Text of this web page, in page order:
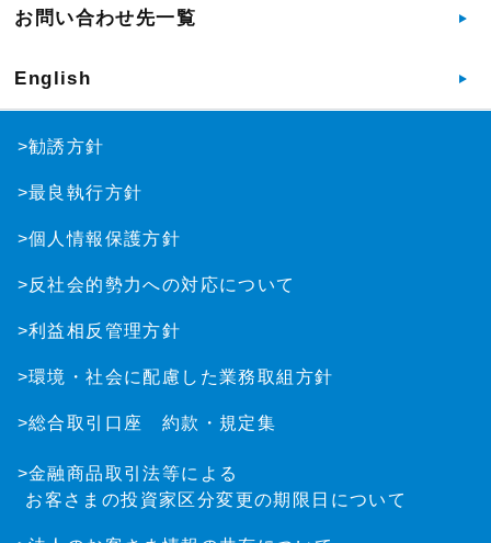
お問い合わせ先一覧
English
>勧誘方針
>最良執行方針
>個人情報保護方針
>反社会的勢力への対応について
>利益相反管理方針
>環境・社会に配慮した業務取組方針
>総合取引口座 約款・規定集
>金融商品取引法等による
お客さまの投資家区分変更の期限日について